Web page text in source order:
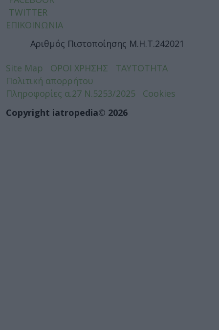
TWITTER
ΕΠΙΚΟΙΝΩΝΙΑ
Αριθμός Πιστοποίησης Μ.Η.Τ.242021
Site Map ΟΡΟΙ ΧΡΗΣΗΣ
ΤΑΥΤΟΤΗΤΑ
Πολιτική απορρήτου
Πληροφορίες α.27 Ν.5253/2025
Cookies
Copyright iatropedia© 2026